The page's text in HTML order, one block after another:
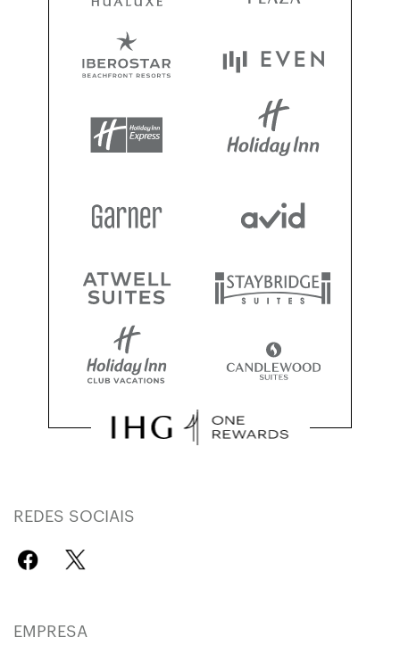
REDES SOCIAIS
EMPRESA